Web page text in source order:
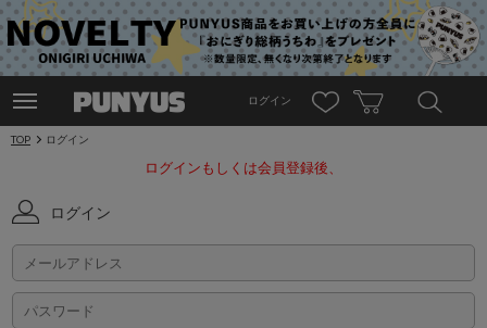
ログイン
TOP ログイン
ログインもしくは会員登録後、
ログイン